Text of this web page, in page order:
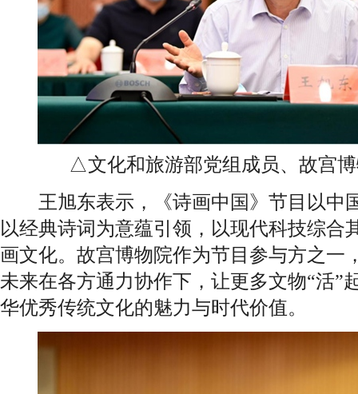
△文化和旅游部党组成员、故宫
王旭东表示，《诗画中国》节目以中
以经典诗词为意蕴引领，以现代科技综合
画文化。故宫博物院作为节目参与方之一
未来在各方通力协作下，让更多文物“活”
华优秀传统文化的魅力与时代价值。